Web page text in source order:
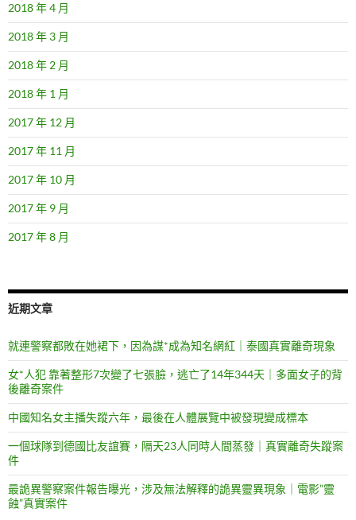
2018 年 4 月
2018 年 3 月
2018 年 2 月
2018 年 1 月
2017 年 12 月
2017 年 11 月
2017 年 10 月
2017 年 9 月
2017 年 8 月
近期文章
就連警察都敗在她裙下，因為謀*成為知名網紅｜泰國真實離奇現象
女*人犯 靠著整形7次變了七張臉，逃亡了14年344天｜多面女子的背
後離奇案件
中國知名女主播失蹤六年，最後在人體展覽中被發現變成標本
一個球隊到德國比友誼賽，隔天23人同時人間蒸發｜真實離奇失蹤案
件
最詭異警察案件報告曝光，涉及無法解釋的詭異靈異現象｜電影”靈
蝕”真實案件